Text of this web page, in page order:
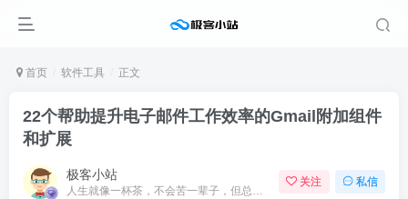
首页 软件工具 正文
22个帮助提升电子邮件工作效率的Gmail附加组件
和扩展
极客小站 关注 私信